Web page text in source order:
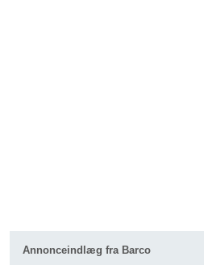
Annonceindlæg fra Barco